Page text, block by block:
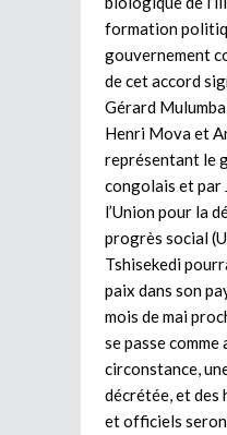
formation
gouvernement
de cet accord
Gérard
Henri Mova et
représentant le
congolais et par
l’Union pour la
progrès social
Tshisekedi
paix dans son
mois de mai
se passe
circonstance,
décrétée, et des
et officiels